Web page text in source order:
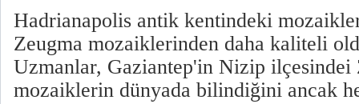
Hadrianapolis antik kentindeki
Zeugma mozaiklerinden daha kaliteli
Uzmanlar, Gaziantep'in Nizip ilçesindei
mozaiklerin dünyada bilindiğini ancak